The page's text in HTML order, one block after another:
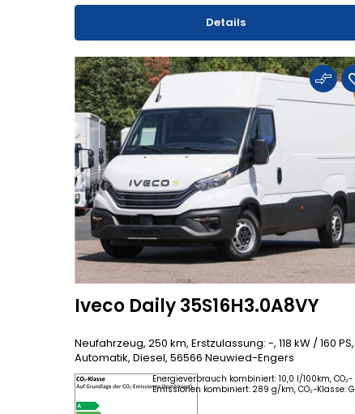
Details
Iveco Daily 35S16H3.0A8VY
Neufahrzeug, 250 km, Erstzulassung: -, 118 kW / 160 PS,
Automatik, Diesel, 56566 Neuwied-Engers
Energieverbrauch kombiniert: 10,0 l/100km, CO₂-
Emissionen kombiniert: 289 g/km, CO₂-Klasse: G